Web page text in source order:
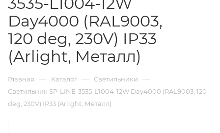
Day4000 (RAL9003,
120 deg, 230V) IP33
(Arlight, Металл)
Главная — Каталог — Светильники —
Светильник SP-LINE-3535-L1004-12W Day4000 (RAL9003, 120
deg, 230V) IP33 (Arlight, Металл)